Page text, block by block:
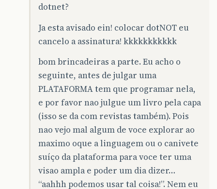
dotnet?
Ja esta avisado ein! colocar dotNOT eu
cancelo a assinatura! kkkkkkkkkkk
bom brincadeiras a parte. Eu acho o
seguinte, antes de julgar uma
PLATAFORMA tem que programar nela,
e por favor nao julgue um livro pela capa
(isso se da com revistas também). Pois
nao vejo mal algum de voce explorar ao
maximo oque a linguagem ou o canivete
suíço da plataforma para voce ter uma
visao ampla e poder um dia dizer…
“aahhh podemos usar tal coisa!”. Nem eu